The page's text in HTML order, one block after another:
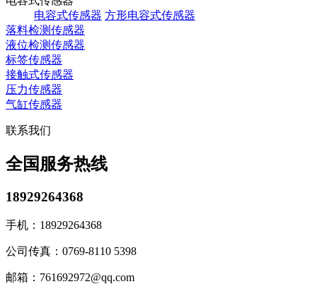
电容式传感器 方形电容式传感器
落料检测传感器
液位检测传感器
标签传感器
接触式传感器
压力传感器
气缸传感器
联系我们
全国服务热线
18929264368
手机： 18929264368
公司传真： 0769-8110 5398
邮箱： 761692972@qq.com